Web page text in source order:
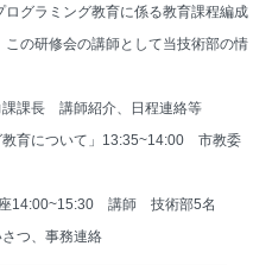
グラミング教育に係る教育課程編成
の研修会の講師として当技術部の情
課長　講師紹介、日程連絡等
育について」13:35~14:00　市教委
　講師　技術部5名
つ、事務連絡